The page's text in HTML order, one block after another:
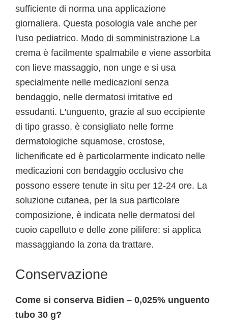
sufficiente di norma una applicazione
giornaliera. Questa posologia vale anche per
l'uso pediatrico. Modo di somministrazione La
crema è facilmente spalmabile e viene assorbita
con lieve massaggio, non unge e si usa
specialmente nelle medicazioni senza
bendaggio, nelle dermatosi irritative ed
essudanti. L'unguento, grazie al suo eccipiente
di tipo grasso, è consigliato nelle forme
dermatologiche squamose, crostose,
lichenificate ed è particolarmente indicato nelle
medicazioni con bendaggio occlusivo che
possono essere tenute in situ per 12-24 ore. La
soluzione cutanea, per la sua particolare
composizione, è indicata nelle dermatosi del
cuoio capelluto e delle zone pilifere: si applica
massaggiando la zona da trattare.
Conservazione
Come si conserva Bidien – 0,025% unguento
tubo 30 g?